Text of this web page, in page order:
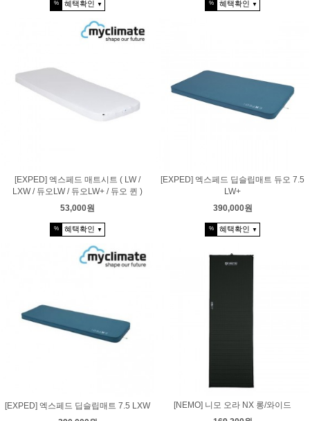
% 혜택확인 ▼ % 혜택확인 ▼
[EXPED] 엑스페드 매트시트 ( LW /
LXW / 듀오LW / 듀오LW+ / 듀오 퀸 )
53,000원
% 혜택확인 ▼
[EXPED] 엑스페드 딥슬립매트 듀오 7.5
LW+
390,000원
% 혜택확인 ▼
[EXPED] 엑스페드 딥슬립매트 7.5 LXW
[NEMO] 니모 오라 NX 롱/와이드